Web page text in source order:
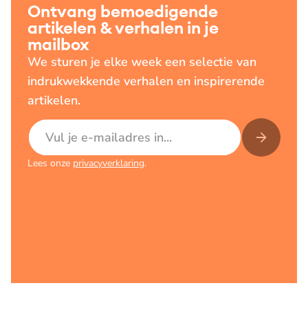
Ontvang bemoedigende
artikelen & verhalen in je
mailbox
We sturen je elke week een selectie van
indrukwekkende verhalen en inspirerende
artikelen.
E-mailadres
Lees onze privacyverklaring.